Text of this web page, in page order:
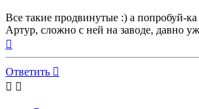
Все такие продвинутые :) а попробуй-
Артур, сложно с ней на заводе, давно
началу
Ответить